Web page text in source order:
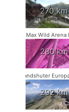
270 km
Max Wild Arena
280 km
Landshuter
292 km